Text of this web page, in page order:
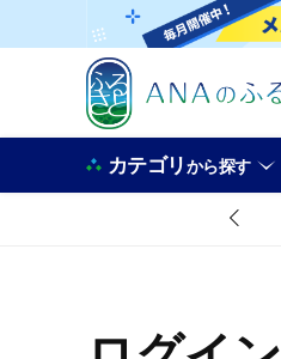
カテゴリから探す